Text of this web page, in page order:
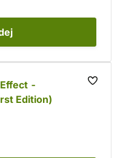
-
Edition)